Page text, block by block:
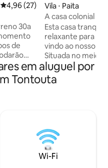
4,96 de uma avaliação média
4,96 (27)
30a
de
um
enquanto
areia,
este
Vila ⋅ Paita
A casa colonial
mar!
Esta casa
relaxante para
vindo ao nosso
Situada no meio
oferece vistas
mar (acesso à
e a companhia
obrigado.
manhã entregue.
equipada,
em aluguel por
Tontouta
Wi-Fi